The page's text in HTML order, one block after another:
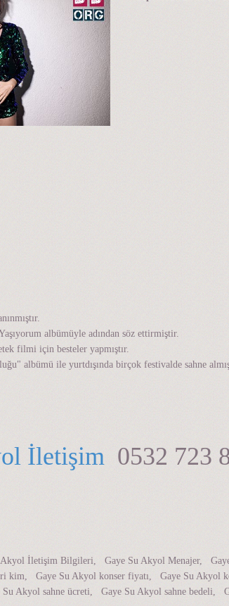
albümüyle adından söz ettirmiştir.
filmi için besteler yapmıştır.
albümü ile yurtdışında birçok festivalde sahne
İletişim 0532 723
İletişim Bilgileri, Gaye Su Akyol Menajer,
kim, Gaye Su Akyol konser fiyatı, Gaye Su Akyol
Akyol sahne ücreti, Gaye Su Akyol sahne bedeli,